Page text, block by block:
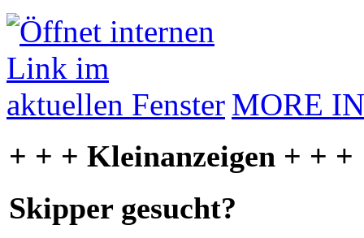
MORE
+ + + Kleinanzeigen + + +
Skipper gesucht?